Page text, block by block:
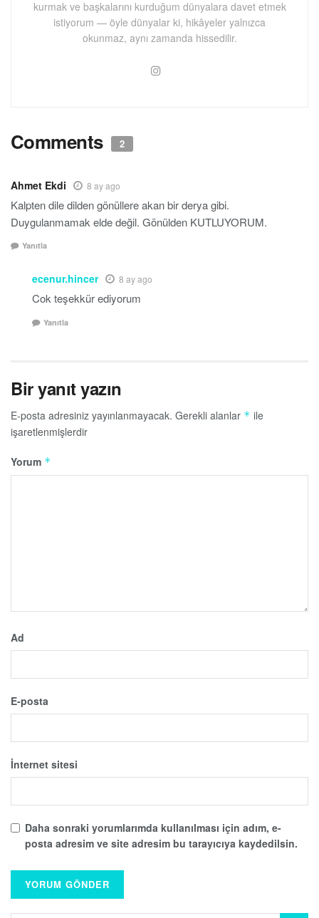
kurmak ve başkalarını kurduğum dünyalara davet etmek
istiyorum — öyle dünyalar ki, hikâyeler yalnızca
okunmaz, aynı zamanda hissedilir.
Comments 2
Ahmet Ekdi 8 ay ago
Kalpten dile dilden gönüllere akan bir derya gibi.
Duygulanmamak elde değil. Gönülden KUTLUYORUM.
Yanıtla
ecenur.hincer 8 ay ago
Cok teşekkür ediyorum
Yanıtla
Bir yanıt yazın
E-posta adresiniz yayınlanmayacak. Gerekli alanlar * ile
işaretlenmişlerdir
Yorum *
Ad
E-posta
İnternet sitesi
Daha sonraki yorumlarımda kullanılması için adım, e-
posta adresim ve site adresim bu tarayıcıya kaydedilsin.